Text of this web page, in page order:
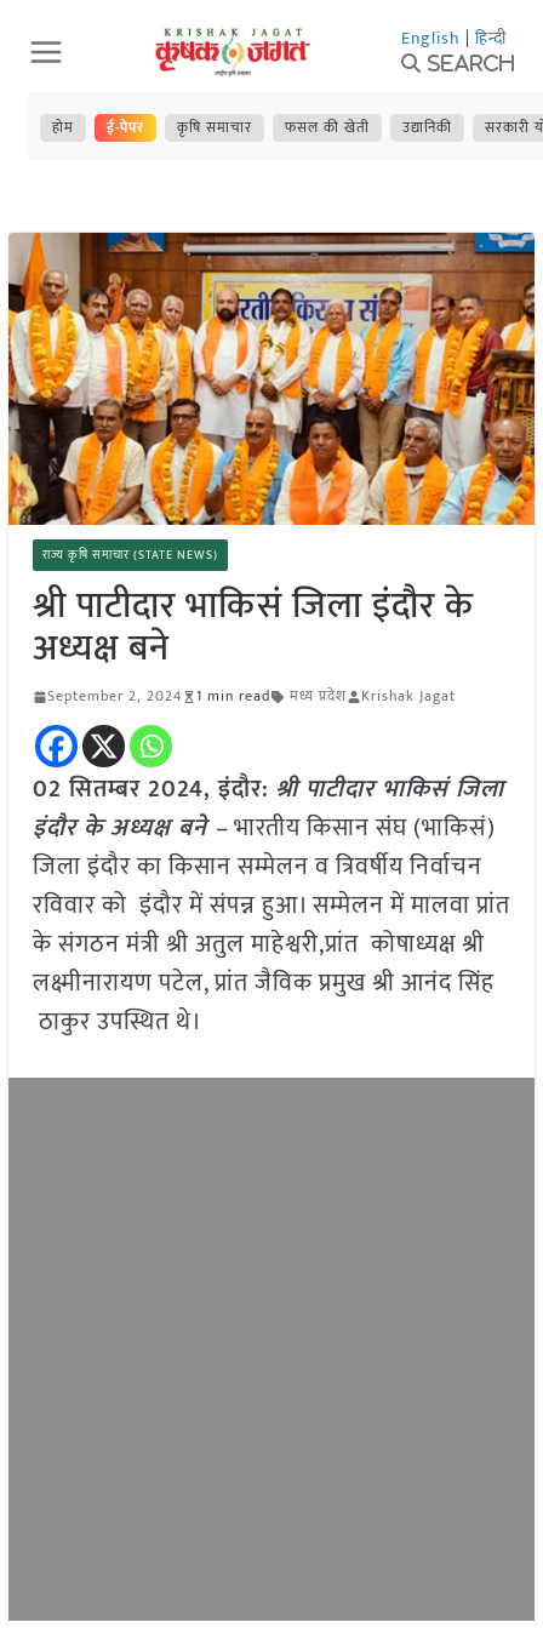
Skip
to
content
English | हिन्दी
Search
होम ई-पेपर कृषि समाचार फसल की खेती उद्यानिकी सरकारी
राज्य कृषि समाचार (STATE NEWS)
श्री पाटीदार भाकिसं जिला इंदौर के
अध्यक्ष बने
September 2, 2024 1 min read मध्य प्रदेश Krishak Jagat
02 सितम्बर 2024, इंदौर: श्री पाटीदार भाकिसं जिला
इंदौर के अध्यक्ष बने –भारतीय किसान संघ (भाकिसं)
जिला इंदौर का किसान सम्मेलन व त्रिवर्षीय निर्वाचन
रविवार को इंदौर में संपन्न हुआ। सम्मेलन में मालवा प्रांत
के संगठन मंत्री श्री अतुल माहेश्वरी,प्रांत कोषाध्यक्ष श्री
लक्ष्मीनारायण पटेल, प्रांत जैविक प्रमुख श्री आनंद सिंह
ठाकुर उपस्थित थे।